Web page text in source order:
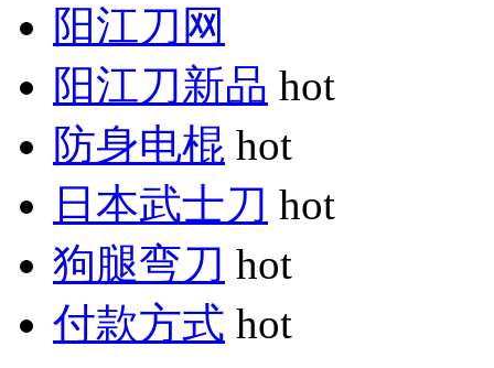
阳江刀网
阳江刀新品 hot
防身电棍 hot
日本武士刀 hot
狗腿弯刀 hot
付款方式 hot